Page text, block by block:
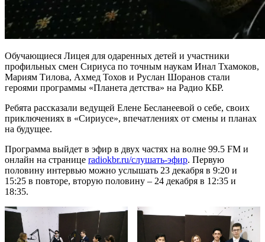
Обучающиеся Лицея для одаренных детей и участники
профильных смен Сириуса по точным наукам Инал Тхамоков,
Мариям Тилова, Ахмед Тохов и Руслан Шоранов стали
героями программы «Планета детства» на Радио КБР.
Ребята рассказали ведущей Елене Бесланеевой о себе, своих
приключениях в «Сириусе», впечатлениях от смены и планах
на будущее.
Программа выйдет в эфир в двух частях на волне 99.5 FM и
онлайн на странице radiokbr.ru/слушать-эфир. Первую
половину интервью можно услышать 23 декабря в 9:20 и
15:25 в повторе, вторую половину – 24 декабря в 12:35 и
18:35.